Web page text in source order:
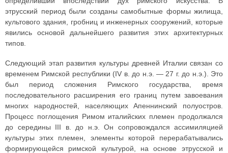
этрусский период были созданы самобытные формы жилища,
культового здания, гробниц и инженерных сооружений, которые
явились основой дальнейшего развития этих архитектурных
типов.
Следующий этап развития культуры древней Италии связан со
временем Римской республики (IV в. до н.э. — 27 г. до н.э.). Это
был период сложения Римского государства, время
последовательного расширения его границ путем завоевания
многих народностей, населяющих Апеннинский полуостров.
Процесс поглощения Римом италийских племен продолжался
до середины III в. до н.э. Он сопровождался ассимиляцией
культуры этих племен, элементы которой перерабатывались
формирующейся римской культурой, на основе этрусской и